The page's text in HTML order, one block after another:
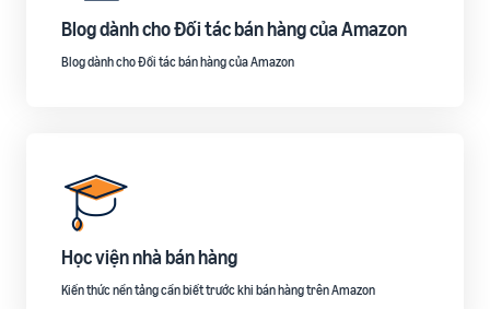
Blog dành cho Đối tác bán hàng của Amazon
Blog dành cho Đối tác bán hàng của Amazon
Học viện nhà bán hàng
Kiến thức nền tảng cần biết trước khi bán hàng trên Amazon